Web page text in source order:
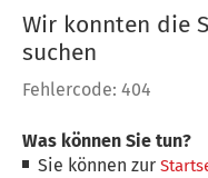
Wir konnten die
suchen
Fehlercode: 404
Was können Sie tun?
Sie können zur